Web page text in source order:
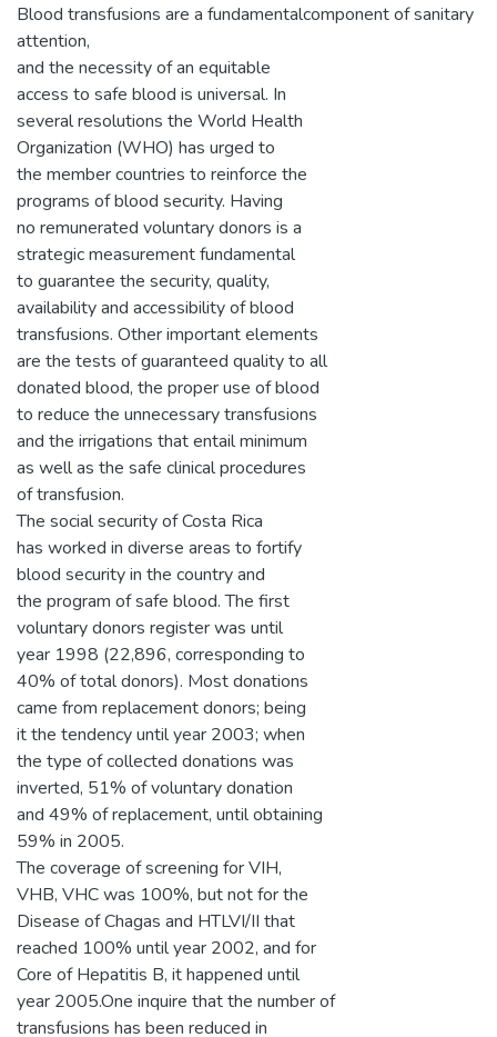
Blood transfusions are a fundamentalcomponent of sanitary
attention,
and the necessity of an equitable
access to safe blood is universal. In
several resolutions the World Health
Organization (WHO) has urged to
the member countries to reinforce the
programs of blood security. Having
no remunerated voluntary donors is a
strategic measurement fundamental
to guarantee the security, quality,
availability and accessibility of blood
transfusions. Other important elements
are the tests of guaranteed quality to all
donated blood, the proper use of blood
to reduce the unnecessary transfusions
and the irrigations that entail minimum
as well as the safe clinical procedures
of transfusion.
The social security of Costa Rica
has worked in diverse areas to fortify
blood security in the country and
the program of safe blood. The first
voluntary donors register was until
year 1998 (22,896, corresponding to
40% of total donors). Most donations
came from replacement donors; being
it the tendency until year 2003; when
the type of collected donations was
inverted, 51% of voluntary donation
and 49% of replacement, until obtaining
59% in 2005.
The coverage of screening for VIH,
VHB, VHC was 100%, but not for the
Disease of Chagas and HTLVI/II that
reached 100% until year 2002, and for
Core of Hepatitis B, it happened until
year 2005.One inquire that the number of
transfusions has been reduced in